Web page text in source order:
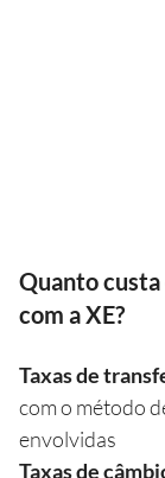
Quanto
com a XE?
Taxas de
com o método
envolvidas
Taxas de